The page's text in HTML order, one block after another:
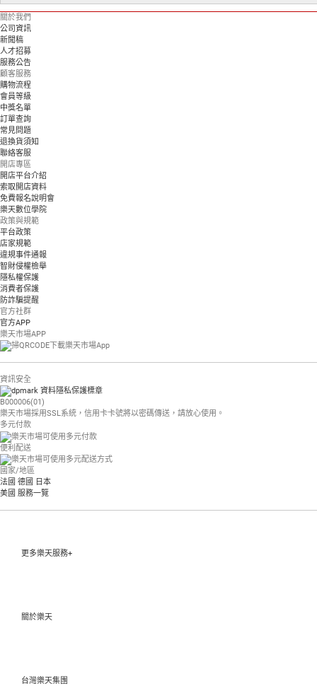
關於我們
公司資訊
新聞稿
人才招募
服務公告
顧客服務
購物流程
會員等級
中獎名單
訂單查詢
常見問題
退換貨須知
聯絡客服
開店專區
開店平台介紹
索取開店資料
免費報名說明會
樂天數位學院
政策與規範
平台政策
店家規範
違規事件通報
智財侵權檢舉
隱私權保護
消費者保護
防詐騙提醒
官方社群
官方APP
樂天市場APP
資訊安全
B000006(01)
樂天市場採用SSL系統，信用卡卡號將以密碼傳送，請放心使用。
多元付款
便利配送
國家/地區
法國 德國 日本
美國 服務一覽
更多樂天服務+
關於樂天
台灣樂天集團